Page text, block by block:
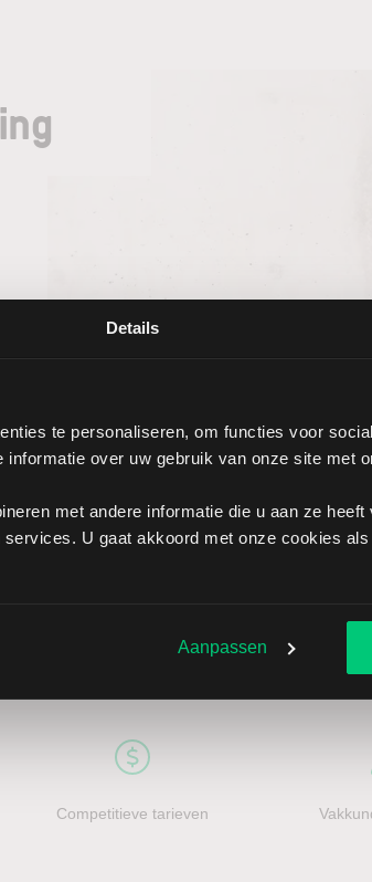
Details
te personaliseren, om functies voor
over uw gebruik van onze site met
met andere informatie die u aan ze
U gaat akkoord met onze cookies
Aanpassen
om via LYNX te
Competitieve tarieven